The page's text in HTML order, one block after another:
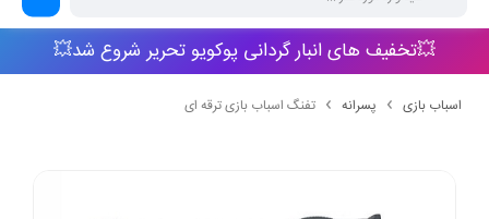
💥تخفیف های انبار گردانی پوکویو تحریر شروع شد💥
اسباب بازی پسرانه تفنگ اسباب بازی ترقه ای